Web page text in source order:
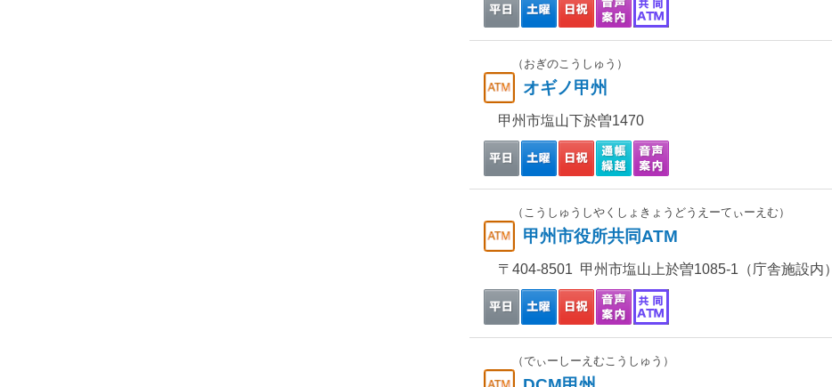
（おぎのこうしゅう）
オギノ甲州
甲州市塩山下於曽1470
（こうしゅうしやくしょきょうどうえーてぃーえむ）
甲州市役所共同ATM
〒404-8501 甲州市塩山上於曽1085-1（庁舎施設内）
（でぃーしーえむこうしゅう）